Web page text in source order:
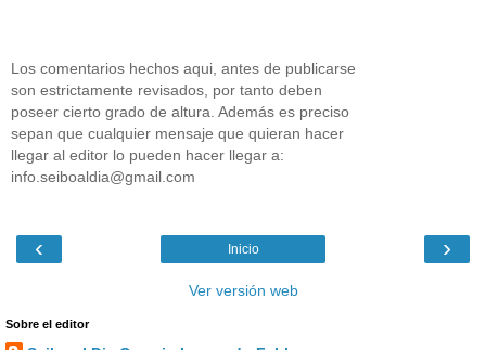
Los comentarios hechos aqui, antes de publicarse
son estrictamente revisados, por tanto deben
poseer cierto grado de altura. Además es preciso
sepan que cualquier mensaje que quieran hacer
llegar al editor lo pueden hacer llegar a:
info.seiboaldia@gmail.com
‹ ›
Inicio
Ver versión web
Sobre el editor